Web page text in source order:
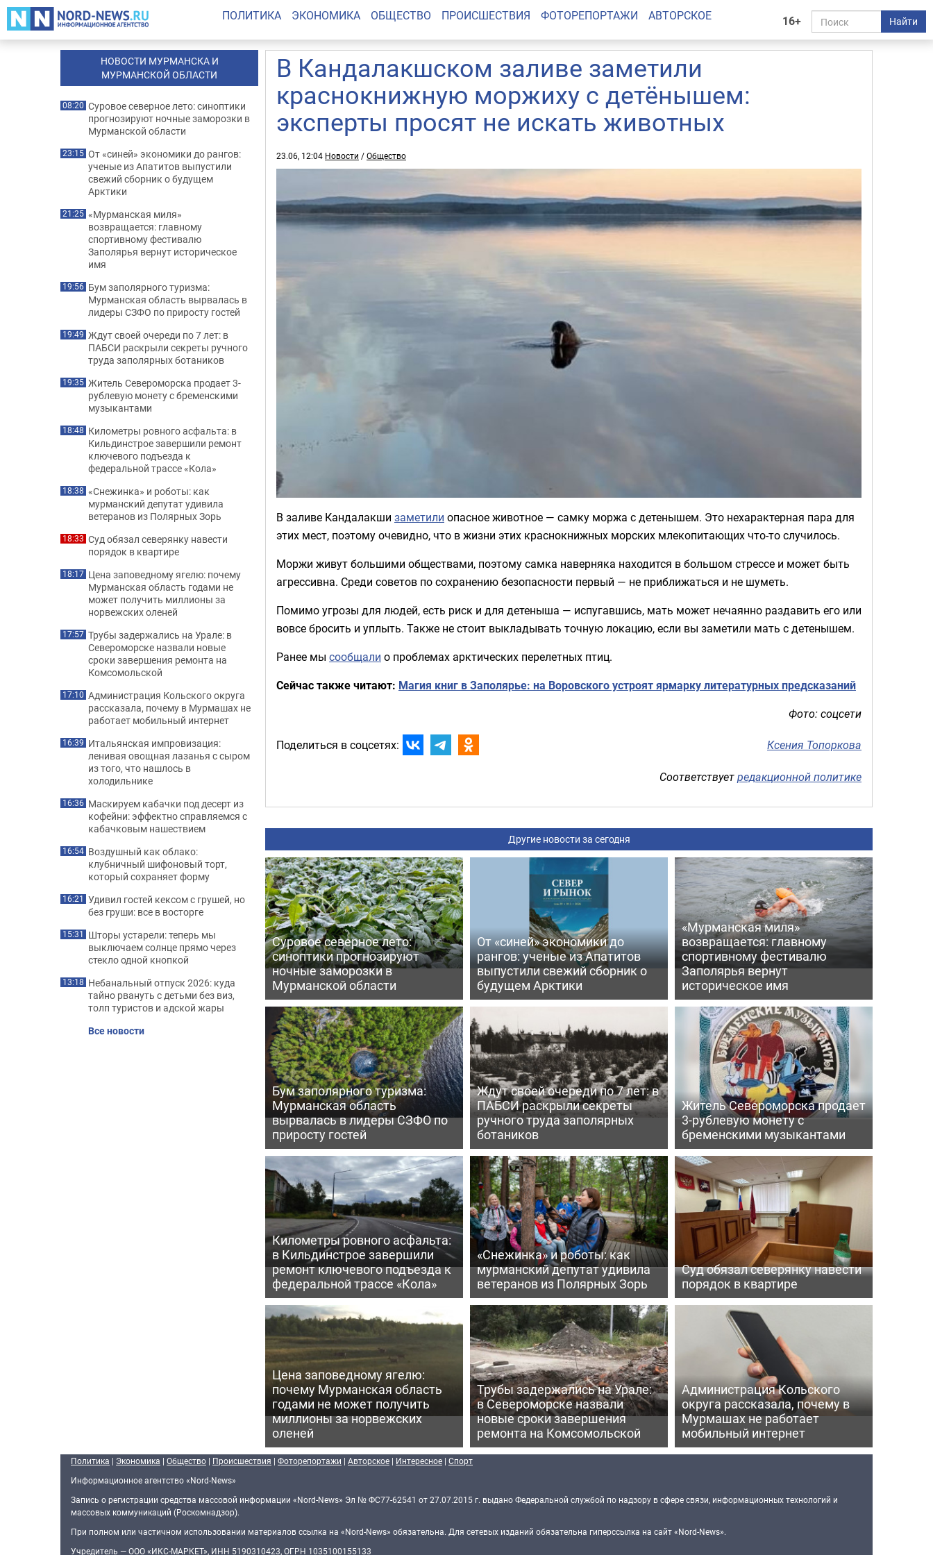
16+ Найти
ПОЛИТИКА ЭКОНОМИКА ОБЩЕСТВО ПРОИСШЕСТВИЯ ФОТОРЕПОРТАЖИ АВТОРСКОЕ
В Кандалакшском заливе заметили
краснокнижную моржиху с детёнышем:
эксперты просят не искать животных
23.06, 12:04 Новости /Общество
В заливе Кандалакши заметили опасное животное — самку моржа с детенышем. Это нехарактерная пара для
этих мест, поэтому очевидно, что в жизни этих краснокнижных морских млекопитающих что-то случилось.
Моржи живут большими обществами, поэтому самка наверняка находится в большом стрессе и может быть
агрессивна. Среди советов по сохранению безопасности первый — не приближаться и не шуметь.
Помимо угрозы для людей, есть риск и для детеныша — испугавшись, мать может нечаянно раздавить его или
вовсе бросить и уплыть. Также не стоит выкладывать точную локацию, если вы заметили мать с детенышем.
Ранее мы сообщали о проблемах арктических перелетных птиц.
Сейчас также читают: Магия книг в Заполярье: на Воровского устроят ярмарку литературных предсказаний
Фото: соцсети
Поделиться в соцсетях: Ксения Топоркова
Соответствуетредакционной политике
Другие новости за сегодня
Суровое северное лето:
синоптики прогнозируют
ночные заморозки в
Мурманской области
От «синей» экономики до
рангов: ученые из Апатитов
выпустили свежий сборник о
будущем Арктики
«Мурманская миля»
возвращается: главному
спортивному фестивалю
Заполярья вернут
историческое имя
Бум заполярного туризма:
Мурманская область
вырвалась в лидеры СЗФО по
приросту гостей
Ждут своей очереди по 7 лет: в
ПАБСИ раскрыли секреты
ручного труда заполярных
ботаников
Житель Североморска продает
3-рублевую монету с
бременскими музыкантами
Километры ровного асфальта:
в Кильдинстрое завершили
ремонт ключевого подъезда к
федеральной трассе «Кола»
«Снежинка» и роботы: как
мурманский депутат удивила
ветеранов из Полярных Зорь
Суд обязал северянку навести
порядок в квартире
Цена заповедному ягелю:
почему Мурманская область
годами не может получить
миллионы за норвежских
оленей
Трубы задержались на Урале:
в Североморске назвали
новые сроки завершения
ремонта на Комсомольской
Администрация Кольского
округа рассказала, почему в
Мурмашах не работает
мобильный интернет
НОВОСТИ МУРМАНСКА И
МУРМАНСКОЙ ОБЛАСТИ
08:20 Суровое северное лето: синоптики
прогнозируют ночные заморозки в
Мурманской области
23:15 От «синей» экономики до рангов:
ученые из Апатитов выпустили
свежий сборник о будущем
Арктики
21:25 «Мурманская миля»
возвращается: главному
спортивному фестивалю
Заполярья вернут историческое
имя
19:56 Бум заполярного туризма:
Мурманская область вырвалась в
лидеры СЗФО по приросту гостей
19:49 Ждут своей очереди по 7 лет: в
ПАБСИ раскрыли секреты ручного
труда заполярных ботаников
19:35 Житель Североморска продает 3-
рублевую монету с бременскими
музыкантами
18:48 Километры ровного асфальта: в
Кильдинстрое завершили ремонт
ключевого подъезда к
федеральной трассе «Кола»
18:38 «Снежинка» и роботы: как
мурманский депутат удивила
ветеранов из Полярных Зорь
18:33 Суд обязал северянку навести
порядок в квартире
18:17 Цена заповедному ягелю: почему
Мурманская область годами не
может получить миллионы за
норвежских оленей
17:57 Трубы задержались на Урале: в
Североморске назвали новые
сроки завершения ремонта на
Комсомольской
17:10 Администрация Кольского округа
рассказала, почему в Мурмашах не
работает мобильный интернет
16:39 Итальянская импровизация:
ленивая овощная лазанья с сыром
из того, что нашлось в
холодильнике
16:36 Маскируем кабачки под десерт из
кофейни: эффектно справляемся с
кабачковым нашествием
16:54 Воздушный как облако:
клубничный шифоновый торт,
который сохраняет форму
16:21 Удивил гостей кексом с грушей, но
без груши: все в восторге
15:31 Шторы устарели: теперь мы
выключаем солнце прямо через
стекло одной кнопкой
13:18 Небанальный отпуск 2026: куда
тайно рвануть с детьми без виз,
толп туристов и адской жары
Все новости
Политика | Экономика | Общество | Происшествия | Фоторепортажи | Авторское | Интересное | Спорт
Информационное агентство «Nord-News»
Запись о регистрации средства массовой информации «Nord-News» Эл № ФС77-62541 от 27.07.2015 г. выдано Федеральной службой по надзору в сфере связи, информационных технологий и
массовых коммуникаций (Роскомнадзор).
При полном или частичном использовании материалов ссылка на «Nord-News» обязательна. Для сетевых изданий обязательна гиперссылка на сайт «Nord-News».
Учредитель — ООО «ИКС-МАРКЕТ», ИНН 5190310423, ОГРН 1035100155133